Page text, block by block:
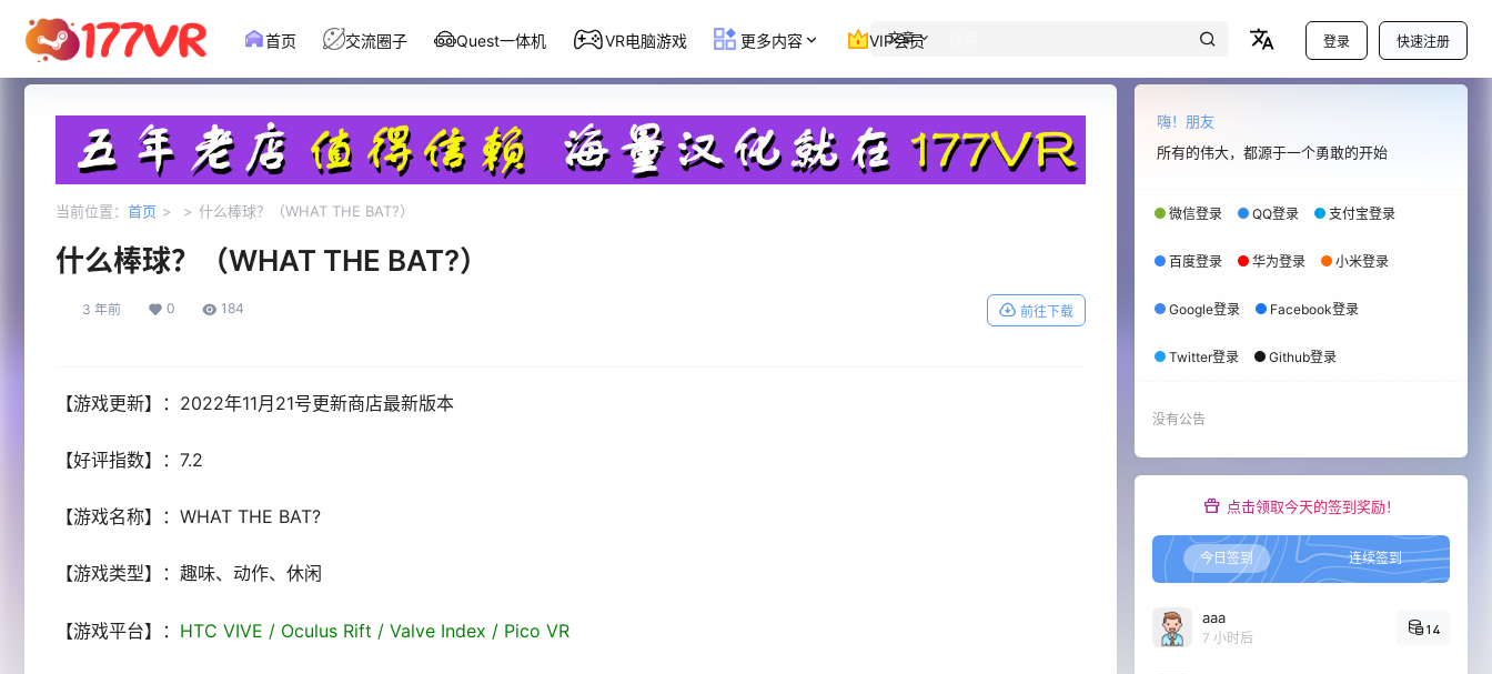
文章 登录 快速注册
首页 交流圈子 Quest一体机 VR电脑游戏 更多内容 VIP会员
当前位置： 首页 > > 什么棒球？（WHAT THE BAT?）
什么棒球？（WHAT THE BAT?）
3 年前 0 184 前往下载
【游戏更新】：2022年11月21号更新商店最新版本
【好评指数】：7.2
【游戏名称】：WHAT THE BAT?
【游戏类型】：趣味、动作、休闲
【游戏平台】： HTC VIVE / Oculus Rift / Valve Index / Pico VR
嗨！朋友
所有的伟大，都源于一个勇敢的开始
微信登录 QQ登录 支付宝登录
百度登录 华为登录 小米登录
Google登录 Facebook登录
Twitter登录 Github登录
没有公告
点击领取今天的签到奖励！
今日签到 连续签到
aaa
7 小时后
14